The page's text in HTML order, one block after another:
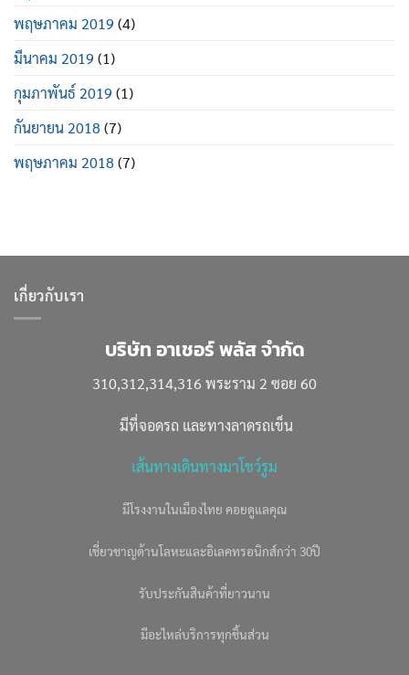
พฤษภาคม 2019 (4)
มีนาคม 2019 (1)
กุมภาพันธ์ 2019 (1)
กันยายน 2018(7)
พฤษภาคม 2018(7)
เกี่ยวกับเรา
บริษัท อาเชอร์ พลัส จำกัด
310,312,314,316 พระราม 2 ซอย 60
มีที่จอดรถ และทางลาดรถเข็น
เส้นทางเดินทางมาโชว์รูม
มีโรงงานในเมืองไทย คอยดูแลคุณ
เชี่ยวชาญด้านโลหะและอิเลคทรอนิกส์กว่า 30ปี
รับประกันสินค้าที่ยาวนาน
มีอะไหล่บริการทุกชิ้นส่วน